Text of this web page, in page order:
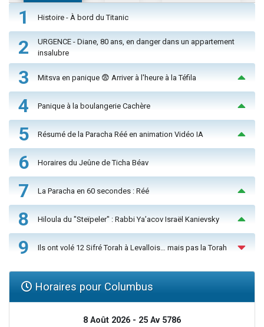
1 Histoire - À bord du Titanic
2
URGENCE - Diane, 80 ans, en danger dans un appartement
insalubre
3 Mitsva en panique 😨 Arriver à l'heure à la Téfila
4 Panique à la boulangerie Cachère
5 Résumé de la Paracha Réé en animation Vidéo IA
6 Horaires du Jeûne de Ticha Béav
7 La Paracha en 60 secondes : Réé
8 Hiloula du "Steïpeler" : Rabbi Ya’acov Israël Kanievsky
9 Ils ont volé 12 Sifré Torah à Levallois… mais pas la Torah
Horaires pour Columbus
8 Août 2026 - 25 Av 5786